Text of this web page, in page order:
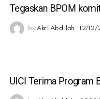
Tegaskan BPOM
by Akril Abdillah 12/12/
UICI Terima Program